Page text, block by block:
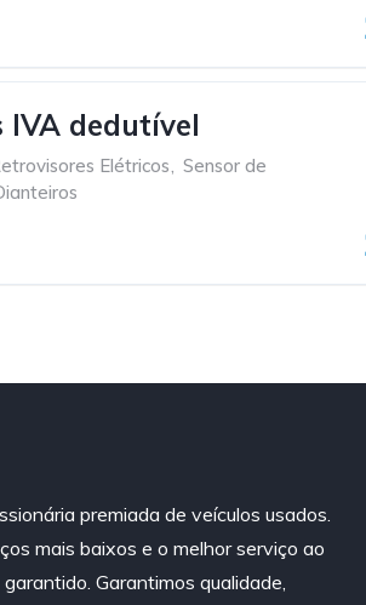
dedutível
Elétricos, Sensor de
premiada de veículos usados.
mais baixos e o melhor serviço ao
Garantimos qualidade,